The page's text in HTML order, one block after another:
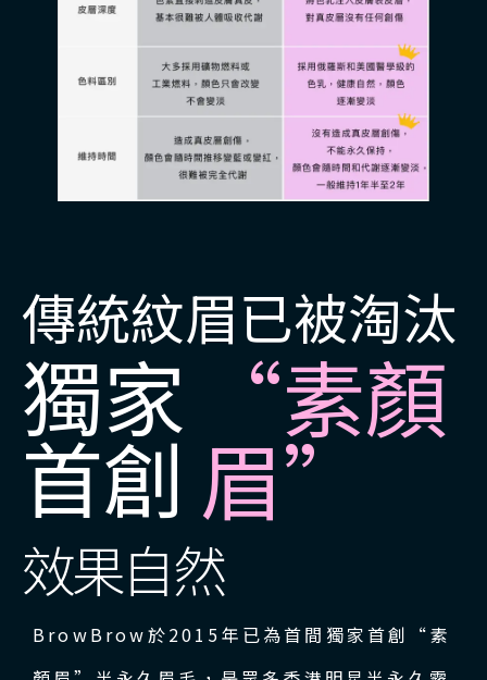
傳統紋眉已被淘汰
獨家
首創
“素顏
眉”
效果自然
BrowBrow於2015年已為首間獨家首創“素